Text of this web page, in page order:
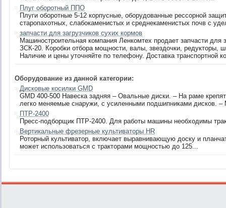
Плуг оборотный ППО
Плуги оборотные 5-12 корпусные, оборудованные рессорной
старопахотных, слабокаменистых и среднекаменистых почв с
запчасти для загрузчиков сухих кормов
Машиностроительная компания Ленкомтех продает запчасти для
ЗСК-20. Коробки отбора мощности, валы, звездочки, редукторы,
Наличие и цены уточняйте по телефону. Доставка транспортной
Оборудование из данной категории:
Дисковые косилки GMD
GMD 400-500 Навеска задняя – Овальные диски. – На раме
легко меняемые снаружи, с усиленными подшипниками дисков.
ПТР-2400
Пресс-подборщик ПТР-2400. Для работы машины необходимы
Вертикальные фрезерные культиваторы HR
Роторный культиватор, включает выравнивающую доску и
может использоваться с тракторами мощностью до 125...